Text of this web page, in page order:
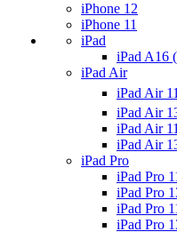
iPhone 12
iPhone 11
iPad
iPad A16
iPad Air
iPad Air
iPad Air
iPad Air
iPad Air
iPad Pro
iPad Pro
iPad Pro
iPad Pro
iPad Pro